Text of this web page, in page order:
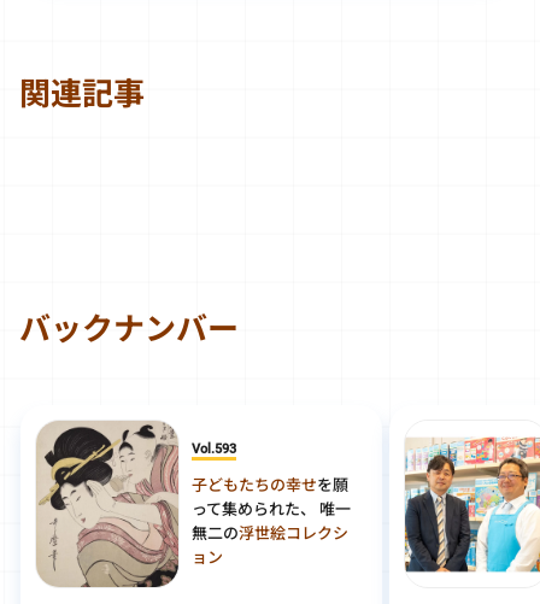
関連記事
バックナンバー
Vol.593
子どもたちの幸せを願
って集められた、 唯一
無二の浮世絵コレクシ
ョン